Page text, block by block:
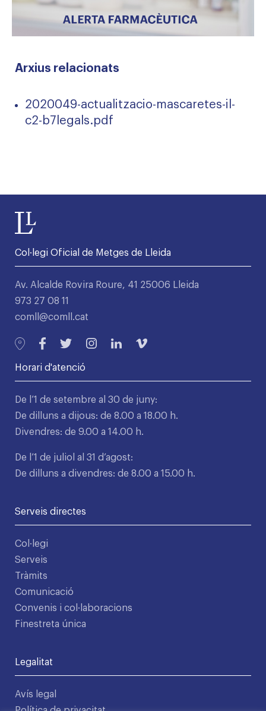
Arxius relacionats
2020049-actualitzacio-mascaretes-il-
c2-b7legals.pdf
Col·legi Oficial de Metges de Lleida
Av. Alcalde Rovira Roure, 41 25006 Lleida
973 27 08 11
comll@comll.cat
Horari d'atenció
De l’1 de setembre al 30 de juny:
De dilluns a dijous: de 8.00 a 18.00 h.
Divendres: de 9.00 a 14.00 h.
De l’1 de juliol al 31 d’agost:
De dilluns a divendres: de 8.00 a 15.00 h.
Serveis directes
Col·legi
Serveis
Tràmits
Comunicació
Convenis i col·laboracions
Finestreta única
Legalitat
Avís legal